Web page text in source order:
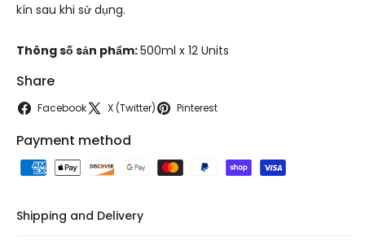
kín sau khi sử dụng.
Thông số sản phẩm:500ml x 12 Units
Share
Facebook X (Twitter) Pinterest
Payment method
Shipping and Delivery